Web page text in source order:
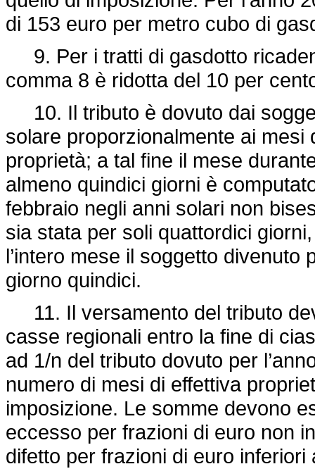
di 153 euro per metro cubo di
9. Per i tratti di gasdotto
comma 8 è ridotta del 10 per
10. Il tributo è dovuto dai
solare proporzionalmente ai mesi
proprietà; a tal fine il mese
almeno quindici giorni è
febbraio negli anni solari non
sia stata per soli quattordici
l’intero mese il soggetto
giorno quindici.
11. Il versamento del tributo
casse regionali entro la fine di
ad 1/n del tributo dovuto per
numero di mesi di effettiva
imposizione. Le somme devono
eccesso per frazioni di euro non
difetto per frazioni di euro